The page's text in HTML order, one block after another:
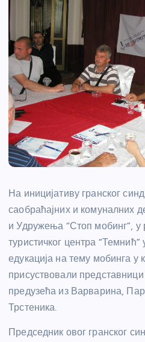
На иницијативу гранског
саобраћајних и комуналних
и Удружења “Стоп мобинг”, у
туристичког центра
едукација на тему мобинга у
присуствовали
предузећа из Варварина,
Трстеника.
Председник овог гранског